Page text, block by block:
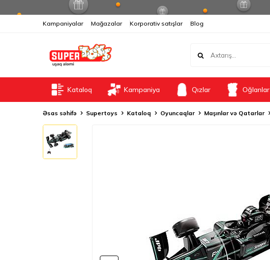
Kampaniyalar Mağazalar Korporativ satışlar Blog
Kataloq Kampaniya Qızlar Oğlanlar
Əsas səhifə Supertoys Kataloq Oyuncaqlar Maşınlar və Qatarlar